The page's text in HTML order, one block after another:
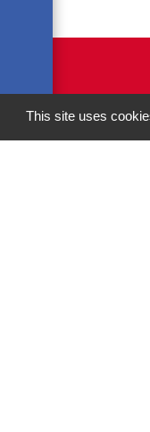
This site uses